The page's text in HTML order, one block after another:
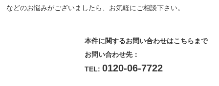
などのお悩みがございましたら、お気軽にご相談下さい。
本件に関するお問い合わせはこちらまで
お問い合わせ先：
TEL: 0120-06-7722